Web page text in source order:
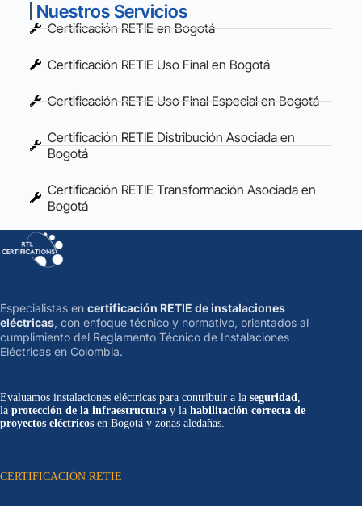
Nuestros Servicios
Certificación RETIE en Bogotá
Certificación RETIE Uso Final en Bogotá
Certificación RETIE Uso Final Especial en Bogotá
Certificación RETIE Distribución Asociada en
Bogotá
Certificación RETIE Transformación Asociada en
Bogotá
Especialistas en certificación RETIE de instalaciones
eléctricas, con enfoque técnico y normativo, orientados al
cumplimiento del Reglamento Técnico de Instalaciones
Eléctricas en Colombia.
Evaluamos instalaciones eléctricas para contribuir a la seguridad,
la protección de la infraestructura y la habilitación correcta de
proyectos eléctricos en Bogotá y zonas aledañas.
CERTIFICACIÓN RETIE